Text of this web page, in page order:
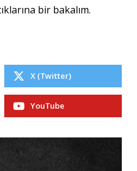
bir bakalım.
X (Twitter)
YouTube